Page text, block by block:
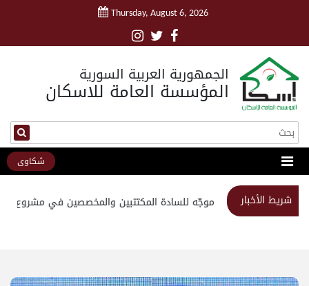
Thursday, August 6, 2026
الجمهورية العربية السورية
المؤسسة العامة للاسكان
شكاوى
شريط الأخباراستبيان موجّه للسادة المكتتبين والمخصصين في مشروع